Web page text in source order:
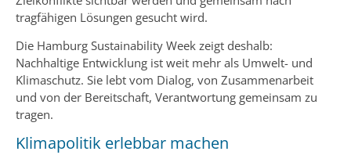
tragfähigen Lösungen gesucht wird.
Die Hamburg Sustainability Week zeigt deshalb:
Nachhaltige Entwicklung ist weit mehr als Umwelt- und
Klimaschutz. Sie lebt vom Dialog, von Zusammenarbeit
und von der Bereitschaft, Verantwortung gemeinsam zu
tragen.
Klimapolitik erlebbar machen